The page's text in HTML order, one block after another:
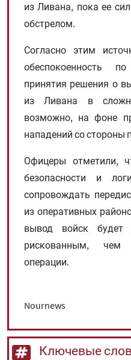
из Ливана, пока ее
обстрелом.
Согласно этим
обеспокоенность
принятия решения о
из Ливана в
возможно, на фоне
нападений со стороны
Офицеры отметили,
безопасности и
сопровождать
из оперативных
вывод войск
рискованным, чем
операции.
Nournews
Ключевые